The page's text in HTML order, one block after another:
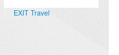
EXIT Travel